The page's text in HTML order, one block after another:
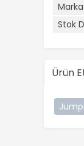
Marka
Stok
Ürün